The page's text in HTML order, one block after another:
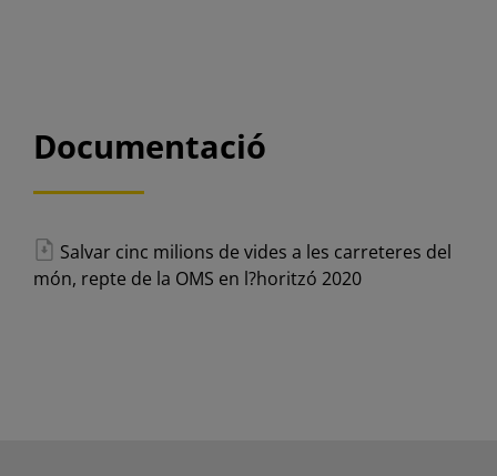
Documentació
Salvar cinc milions de vides a les carreteres del
món, repte de la OMS en l?horitzó 2020